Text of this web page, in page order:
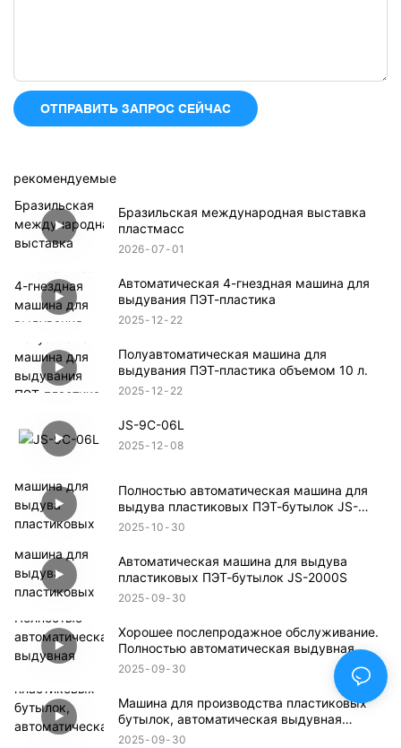
ОТПРАВИТЬ ЗАПРОС СЕЙЧАС
рекомендуемые
Бразильская международная выставка
пластмасс
2026 07 01
Автоматическая 4-гнездная машина для
выдувания ПЭТ-пластика
2025 12 22
Полуавтоматическая машина для
выдувания ПЭТ-пластика объемом 10 л.
2025 12 22
JS-9C-06L
2025 12 08
Полностью автоматическая машина для
выдува пластиковых ПЭТ-бутылок JS-
2000S-GW
2025 10 30
Автоматическая машина для выдува
пластиковых ПЭТ-бутылок JS-2000S
2025 09 30
Хорошее послепродажное обслуживание.
Полностью автоматическая выдувная
машина для полипропилена с 1 полостью
2025 09 30
Машина для производства пластиковых
бутылок, автоматическая выдувная
машина JS-2C-5L
2025 09 30